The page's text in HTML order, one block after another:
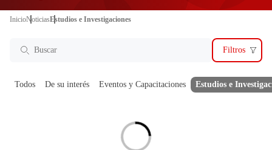
InicioNoticiasEstudios e Investigaciones
Filtros
Todos De su interés Eventos y Capacitaciones Estudios e